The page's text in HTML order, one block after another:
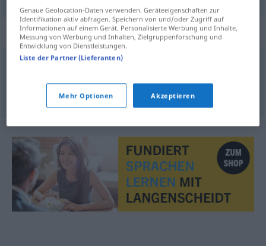
Synonyme für "fremdartig"
© OpenThesaurus.de
Genaue Geolocation-Daten verwenden. Geräteeigenschaften zur
Identifikation aktiv abfragen. Speichern von und/oder Zugriff auf
Informationen auf einem Gerät. Personalisierte Werbung und Inhalte,
Messung von Werbung und Inhalten, Zielgruppenforschung und
Entwicklung von Dienstleistungen.
Liste der Partner (Lieferanten)
Mehr Optionen Akzeptieren